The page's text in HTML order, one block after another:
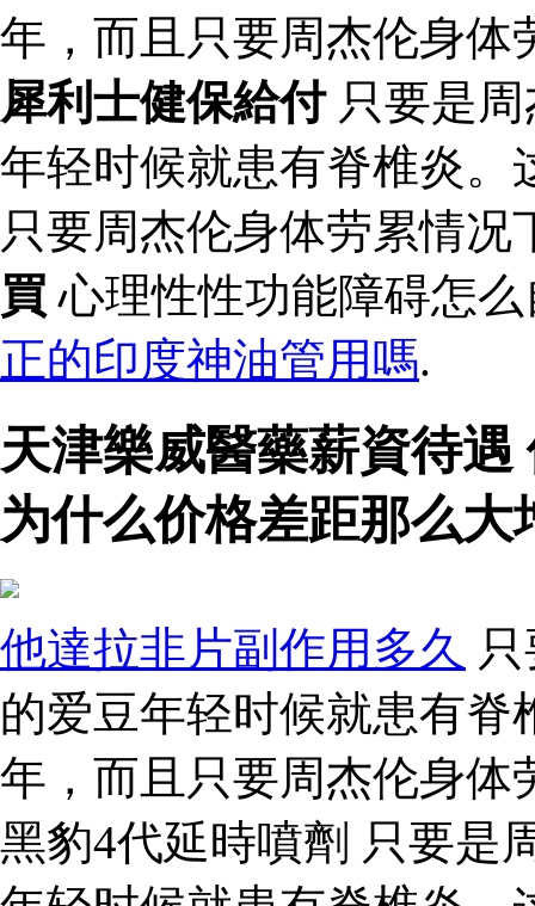
年，而且只要周杰伦身体
犀利士健保給付只要是周
年轻时候就患有脊椎炎。
只要周杰伦身体劳累情
買 心理性性功能障碍怎
正的印度神油管用嗎.
天津樂威醫藥薪資待
为什么价格差距那么大
他達拉非片副作用多久
的爱豆年轻时候就患有
年，而且只要周杰伦身体
黑豹4代延時噴劑 只要是